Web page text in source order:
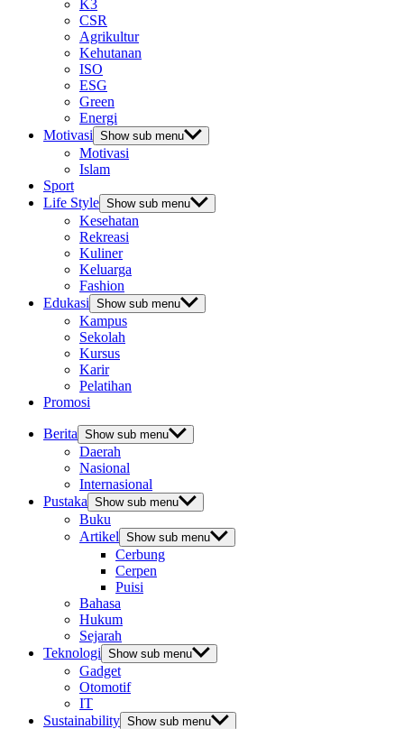
K3
CSR
Agrikultur
Kehutanan
ISO
ESG
Green
Energi
Motivasi Show sub menu
Motivasi
Islam
Sport
Life Style Show sub menu
Kesehatan
Rekreasi
Kuliner
Keluarga
Fashion
Edukasi Show sub menu
Kampus
Sekolah
Kursus
Karir
Pelatihan
Promosi
Berita Show sub menu
Daerah
Nasional
Internasional
Pustaka Show sub menu
Buku
Artikel Show sub menu
Cerbung
Cerpen
Puisi
Bahasa
Hukum
Sejarah
Teknologi Show sub menu
Gadget
Otomotif
IT
Sustainability Show sub menu